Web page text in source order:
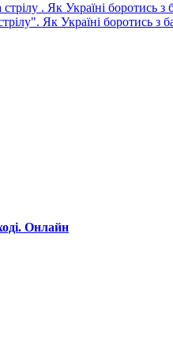
Як Україні боротись з
Онлайн